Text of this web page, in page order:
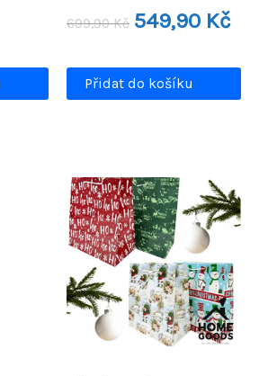
699,90Kč
Původní
cena
699,90 Kč.
549,90 Kč
Přidat do košíku